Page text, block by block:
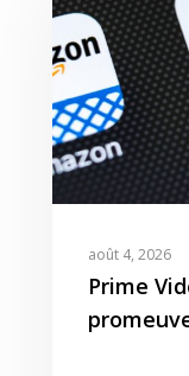
août 4, 2026
Prime